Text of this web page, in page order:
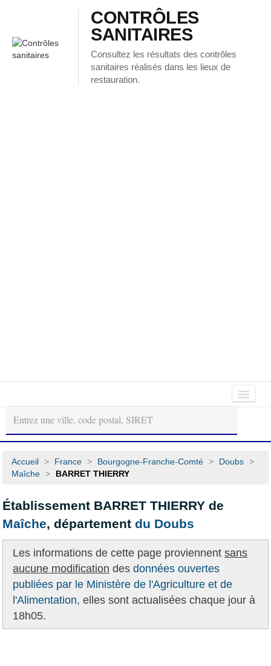
CONTRÔLES
SANITAIRES
Consultez les résultats des contrôles
sanitaires réalisés dans les lieux de
restauration.
Autour
de
moi
Régions
Accueil > France > Bourgogne-Franche-Comté > Doubs >
Maîche > BARRET THIERRY
Établissement BARRET THIERRY de
Maîche, départementdu Doubs
Les informations de cette page proviennentsans
aucune modification desdonnées ouvertes
publiées par le Ministère de l'Agriculture et de
l'Alimentation, elles sont actualisées chaque jour à
18h05.